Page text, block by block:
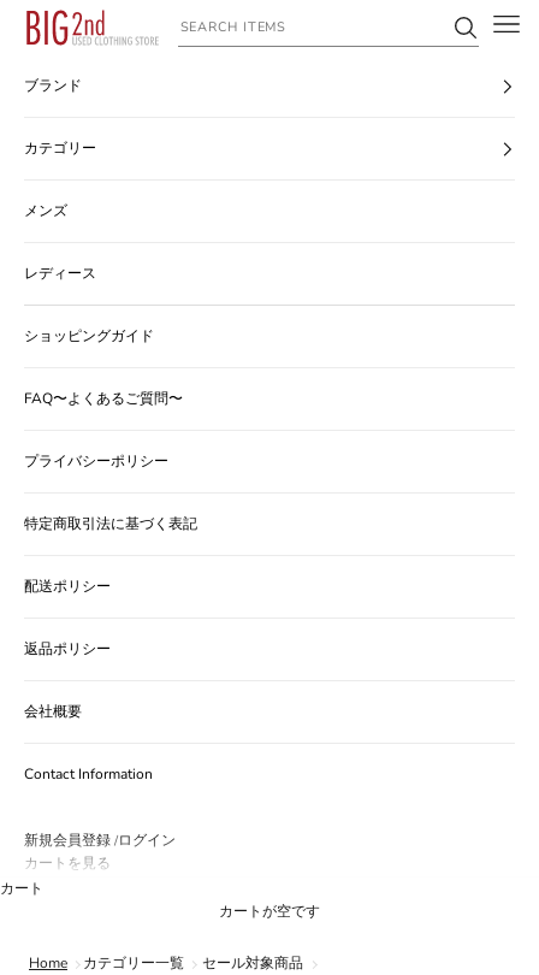
コンテンツへスキップ
ヴィンテージ古着のオンライン通販なら【公式】古着屋BIG2nd
ブランド
カテゴリー
メンズ
レディース
ショッピングガイド
FAQ〜よくあるご質問〜
プライバシーポリシー
特定商取引法に基づく表記
配送ポリシー
返品ポリシー
会社概要
Contact Information
新規会員登録 /ログイン
カートを見る
カート
カートが空です
Home カテゴリー一覧
セール対象商品